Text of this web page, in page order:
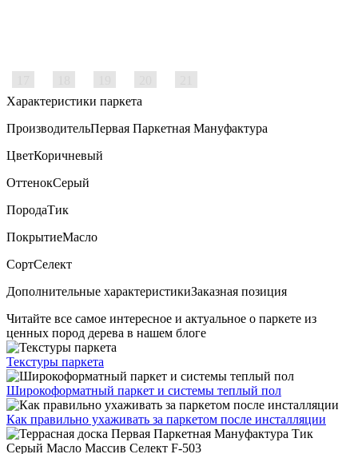
Характеристики паркета
ПроизводительПервая Паркетная Мануфактура
ЦветКоричневый
ОттенокСерый
ПородаТик
ПокрытиеМасло
СортСелект
Дополнительные характеристикиЗаказная позиция
Читайте все самое интересное и актуальное о паркете из
ценных пород дерева в нашем блоге
Текстуры паркета
Широкоформатный паркет и системы теплый пол
Как правильно ухаживать за паркетом после инсталляции